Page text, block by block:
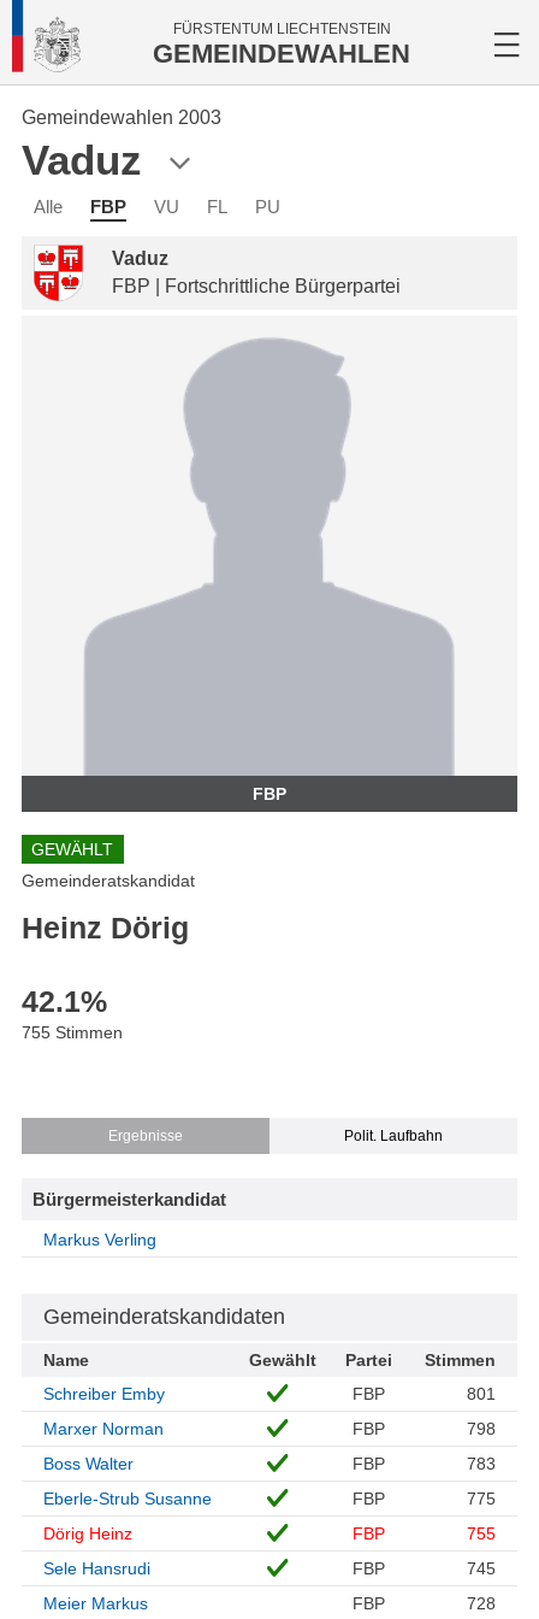
FÜRSTENTUM LIECHTENSTEIN
GEMEINDEWAHLEN
Gemeindewahlen 2003
Vaduz
Alle FBP VU FL PU
Vaduz
FBP | Fortschrittliche Bürgerpartei
FBP
GEWÄHLT
Gemeinderatskandidat
Heinz Dörig
42.1%
755 Stimmen
Ergebnisse Polit. Laufbahn
Bürgermeisterkandidat
Markus Verling
Gemeinderatskandidaten
Name Gewählt Partei
Stimmen
Schreiber Emby
FBP
801
Marxer Norman
FBP
798
Boss Walter
FBP
783
Eberle-Strub Susanne
FBP
775
Dörig Heinz
FBP
755
Sele Hansrudi
FBP
745
Meier Markus
FBP 728